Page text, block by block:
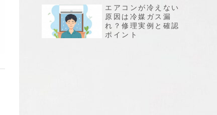
エアコンが冷えない
原因は冷媒ガス漏
れ？修理実例と確認
ポイント